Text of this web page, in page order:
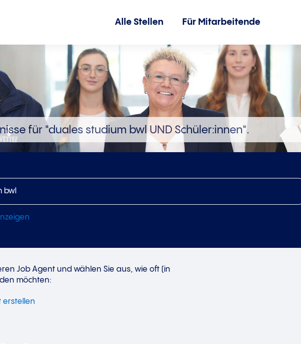
Alle Stellen Für Mitarbeitende
für "duales studium bwl UND Schüler:innen".
Job Agent und wählen Sie aus, wie oft (in
möchten:
erstellen